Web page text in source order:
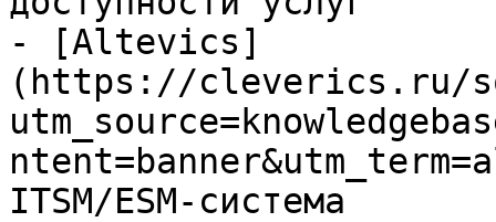
- [Altevics]
(https://cleverics.ru/
ITSM/ESM-система